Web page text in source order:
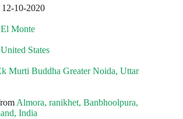
10-2020
El Monte
United States
Murti Buddha Greater Noida, Uttar
Almora, ranikhet, Banbhoolpura,
India